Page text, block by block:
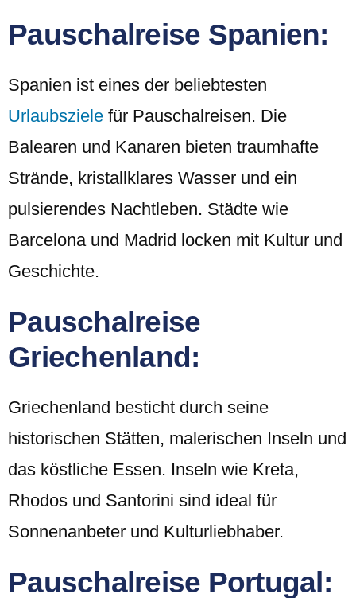
Pauschalreise Spanien:
Spanien ist eines der beliebtesten
Urlaubsziele für Pauschalreisen. Die
Balearen und Kanaren bieten traumhafte
Strände, kristallklares Wasser und ein
pulsierendes Nachtleben. Städte wie
Barcelona und Madrid locken mit Kultur und
Geschichte.
Pauschalreise
Griechenland:
Griechenland besticht durch seine
historischen Stätten, malerischen Inseln und
das köstliche Essen. Inseln wie Kreta,
Rhodos und Santorini sind ideal für
Sonnenanbeter und Kulturliebhaber.
Pauschalreise Portugal: